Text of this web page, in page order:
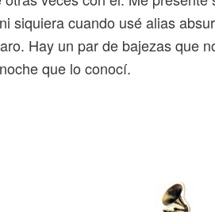
siquiera cuando usé alias
Hay un par de bajezas que
que lo conocí.